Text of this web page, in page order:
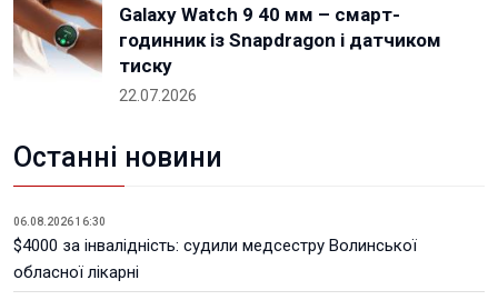
Galaxy Watch 9 40 мм – смарт-
годинник із Snapdragon і датчиком
тиску
22.07.2026
Останні новини
06.08.2026 16:30
$4000 за інвалідність: судили медсестру Волинської
обласної лікарні